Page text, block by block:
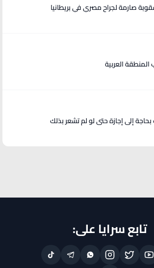
العربية
إلى إجازة حتى لو لم تشعر بذلك
تابع سرايا على: